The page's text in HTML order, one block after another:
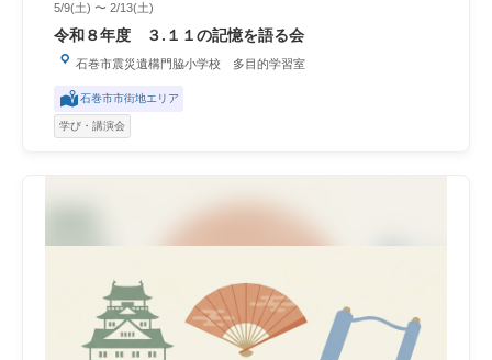
5/9(土) 〜 2/13(土)
令和８年度 ３.１１の記憶を語る会
石巻市震災遺構門脇小学校 多目的学習室
石巻市市街地エリア
学び・講演会